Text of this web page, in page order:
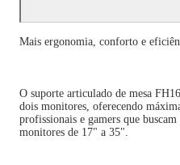
Mais ergonomia, conforto e
O suporte articulado de mesa
dois monitores, oferecendo
profissionais e gamers que
monitores de 17" a 35".